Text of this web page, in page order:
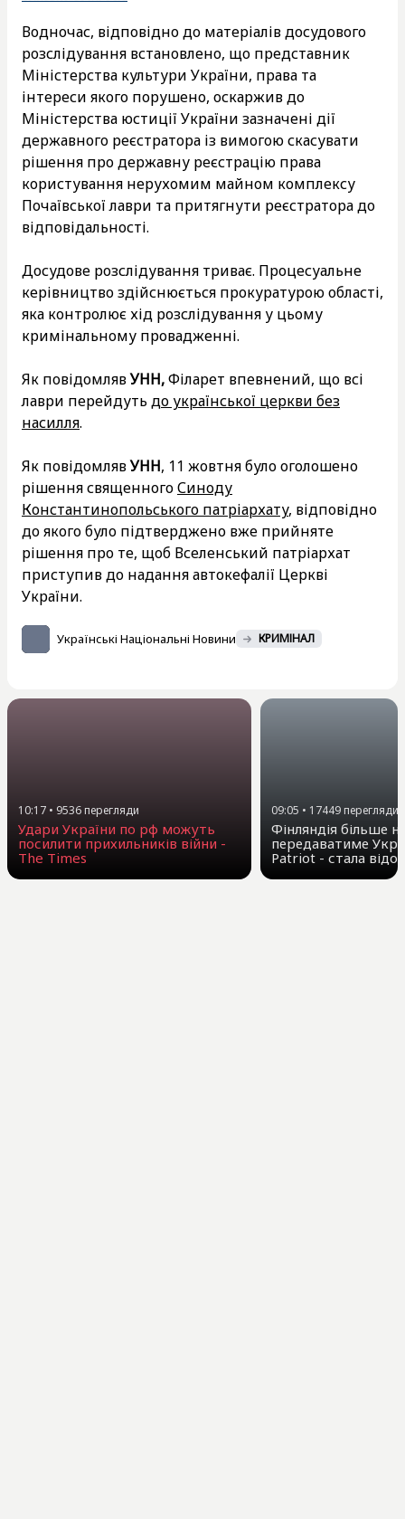
Водночас, відповідно до матеріалів досудового
розслідування встановлено, що представник
Міністерства культури України, права та
інтереси якого порушено, оскаржив до
Міністерства юстиції України зазначені дії
державного реєстратора із вимогою скасувати
рішення про державну реєстрацію права
користування нерухомим майном комплексу
Почаївської лаври та притягнути реєстратора до
відповідальності.
Досудове розслідування триває. Процесуальне
керівництво здійснюється прокуратурою області,
яка контролює хід розслідування у цьому
кримінальному провадженні.
Як повідомлявУНН,Філарет впевнений, що всі
лаври перейдуть до української церкви без
насилля.
Як повідомлявУНН, 11 жовтня було оголошено
рішення священногоСиноду
Константинопольського патріархату, відповідно
до якого було підтверджено вже прийняте
рішення про те, щоб Вселенський патріархат
приступив до надання автокефалії Церкві
України.
Українські Національні Новини КРИМІНАЛ
10:17 • 9536перегляди
Удари України по рф можуть
посилити прихильників війни -
The Times
09:05 • 17449 перегляди
Фінляндія більше
передаватиме
Patriot - стала